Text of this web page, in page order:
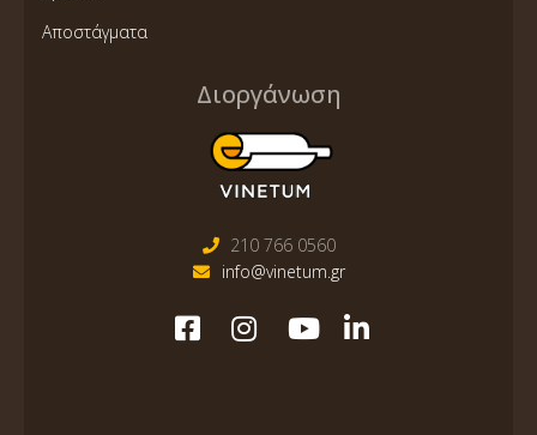
Αποστάγματα
Διοργάνωση
210 766 0560
info@vinetum.gr